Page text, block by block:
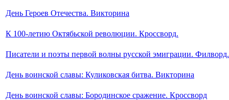
День Героев Отечества. Викторина
К 100-летию Октябьской революции. Кроссворд.
Писатели и поэты первой волны русской эмиграции. Филворд.
День воинской славы: Куликовская битва. Викторина
День воинской славы: Бородинское сражение. Кроссворд